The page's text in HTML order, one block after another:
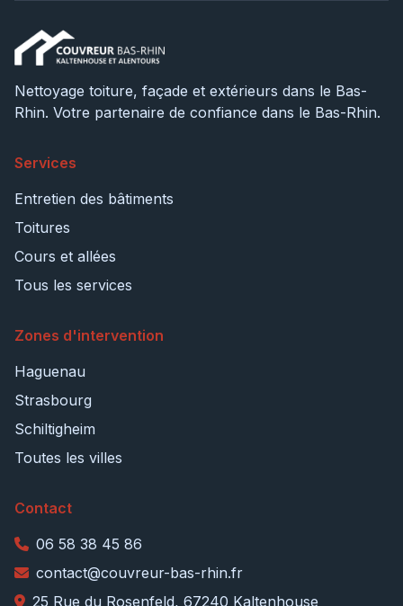
Nettoyage toiture, façade et extérieurs dans le Bas-
Rhin. Votre partenaire de confiance dans le Bas-Rhin.
Services
Entretien des bâtiments
Toitures
Cours et allées
Tous les services
Zones d'intervention
Haguenau
Strasbourg
Schiltigheim
Toutes les villes
Contact
06 58 38 45 86
contact@couvreur-bas-rhin.fr
25 Rue du Rosenfeld, 67240 Kaltenhouse